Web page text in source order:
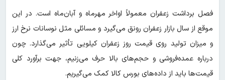
فصل برداشت زعفران معمولاً اواخر مهرماه و آبان‌ماه است. در این
موقع از سال بازار زعفران رونق می‌گیرد و مسائلی مثل نوسانات نرخ ارز
و میزان تولید روی قیمت روز زعفران کیلویی تأثیر می‌گذارد. چون
درباره عمده‌فروشی و حجم‌های بالا حرف می‌زنیم، جهت برآورد کلی
قیمت‌ها باید از داده‌های بورس کالا کمک می‌گیریم.